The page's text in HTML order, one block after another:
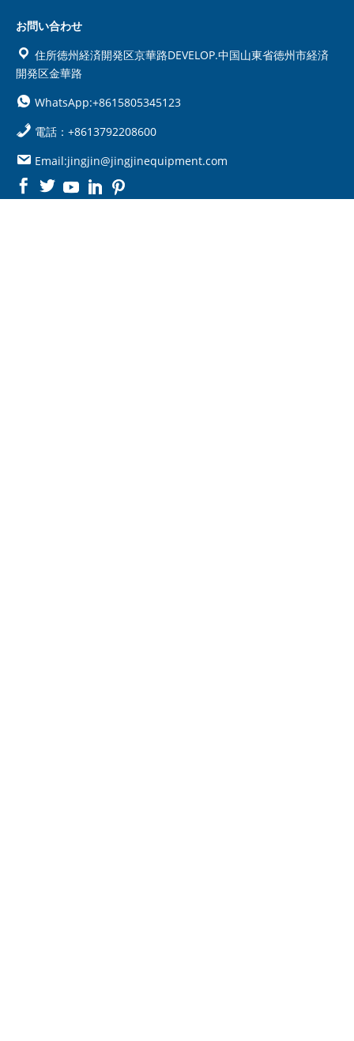
お問い合わせ
住所徳州経済開発区京華路DEVELOP.中国山東省徳州市経済
開発区金華路
WhatsApp:+8615805345123
電話：+8613792208600
Email:jingjin@jingjinequipment.com
 